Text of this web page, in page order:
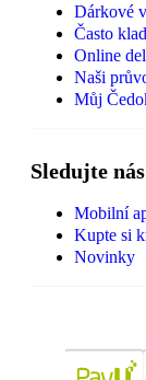
Dárkové
Často
Online
Naši
Můj
Sledujte nás
Mobilní
Kupte si
Novinky